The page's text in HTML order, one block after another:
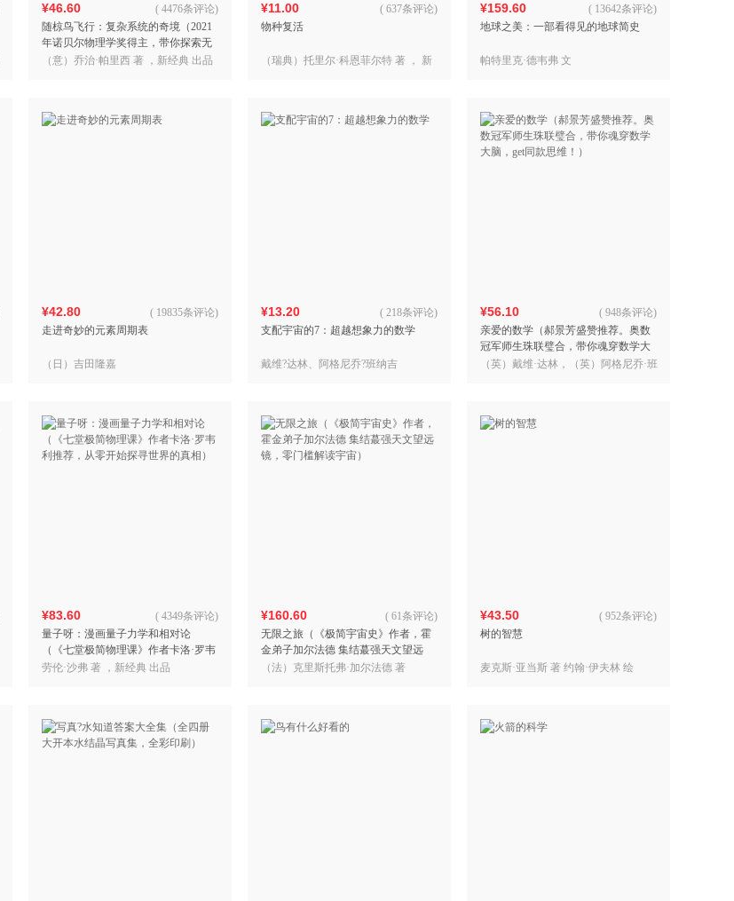
¥46.60
随椋鸟飞行：复杂系统的奇境（2021
年诺贝尔物理学奖得主，带你探索无
序世界隐藏的规律）
( 4476条评论)
（意）乔治·帕里西 著 ，新经典 出品
¥11.00
物种复活
( 637条评论)
（瑞典）托里尔·科恩菲尔特 著 ， 新
¥159.60
地球之美：一部看得见的地球简史
( 13642条评论)
帕特里克·德韦弗 文
¥42.80
走进奇妙的元素周期表
( 19835条评论)
（日）吉田隆嘉
¥13.20
支配宇宙的7：超越想象力的数学
( 218条评论)
戴维?达林、阿格尼乔?班纳吉
¥56.10
亲爱的数学（郝景芳盛赞推荐。奥数
冠军师生珠联璧合，带你魂穿数学大
脑，get同款思维！）
( 948条评论)
（英）戴维·达林，（英）阿格尼乔·班
¥83.60
量子呀：漫画量子力学和相对论
（《七堂极简物理课》作者卡洛·罗韦
利推荐，从零开始探寻世界的真相）
( 4349条评论)
劳伦·沙弗 著 ，新经典 出品
¥160.60
无限之旅（《极简宇宙史》作者，霍
金弟子加尔法德 集结蕞强天文望远
镜，零门槛解读宇宙）
( 61条评论)
（法）克里斯托弗·加尔法德 著
¥43.50
树的智慧
( 952条评论)
麦克斯·亚当斯 著 约翰·伊夫林 绘